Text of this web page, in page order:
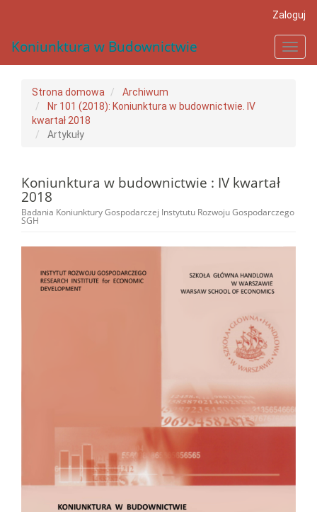
##plugins.themes.bootstrap3.accessible_menu.sidebar##
Zaloguj
Koniunktura w Budownictwie
Strona domowa
Archiwum
Nr 101 (2018): Koniunktura w budownictwie. IV
kwartał 2018
Artykuły
Koniunktura w budownictwie : IV kwartał
2018
Badania Koniunktury Gospodarczej Instytutu Rozwoju Gospodarczego
SGH